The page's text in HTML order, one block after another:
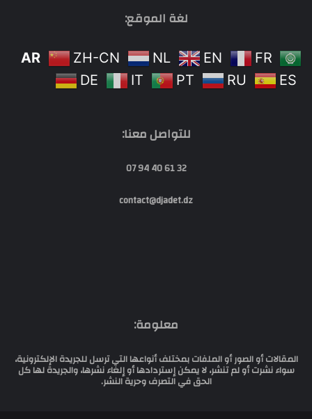
لغة الموقع:
AR ZH-CN NL EN
FR
DE
IT PT RU ES
للتواصل معنا:
32 61 40 94 07
contact@djadet.dz
معلومة:
المقالات أو الصور أو الملفات بمختلف أنواعها التي ترسل للجريدة الإلكترونية،
سواء نشرت أو لم تنشر، لا يمكن إستردادها أو إلغاء نشرها، والجريدة لها كل
الحق في التصرف وحرية النشر.